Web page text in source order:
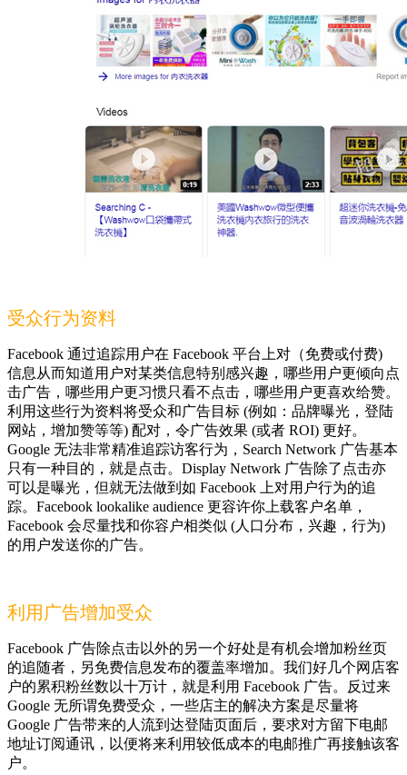
受众行为资料
Facebook 通过追踪用户在 Facebook 平台上对（免费或付费)
信息从而知道用户对某类信息特别感兴趣，哪些用户更倾向点
击广告，哪些用户更习惯只看不点击，哪些用户更喜欢给赞。
利用这些行为资料将受众和广告目标 (例如：品牌曝光，登陆
网站，增加赞等等) 配对，令广告效果 (或者 ROI) 更好。
Google 无法非常精准追踪访客行为，Search Network 广告基本
只有一种目的，就是点击。Display Network 广告除了点击亦
可以是曝光，但就无法做到如 Facebook 上对用户行为的追
踪。Facebook lookalike audience 更容许你上载客户名单，
Facebook 会尽量找和你容户相类似 (人口分布，兴趣，行为)
的用户发送你的广告。
利用广告增加受众
Facebook 广告除点击以外的另一个好处是有机会增加粉丝页
的追随者，另免费信息发布的覆盖率增加。我们好几个网店客
户的累积粉丝数以十万计，就是利用 Facebook 广告。反过来
Google 无所谓免费受众，一些店主的解决方案是尽量将
Google 广告带来的人流到达登陆页面后，要求对方留下电邮
地址订阅通讯，以便将来利用较低成本的电邮推广再接触该客
户。